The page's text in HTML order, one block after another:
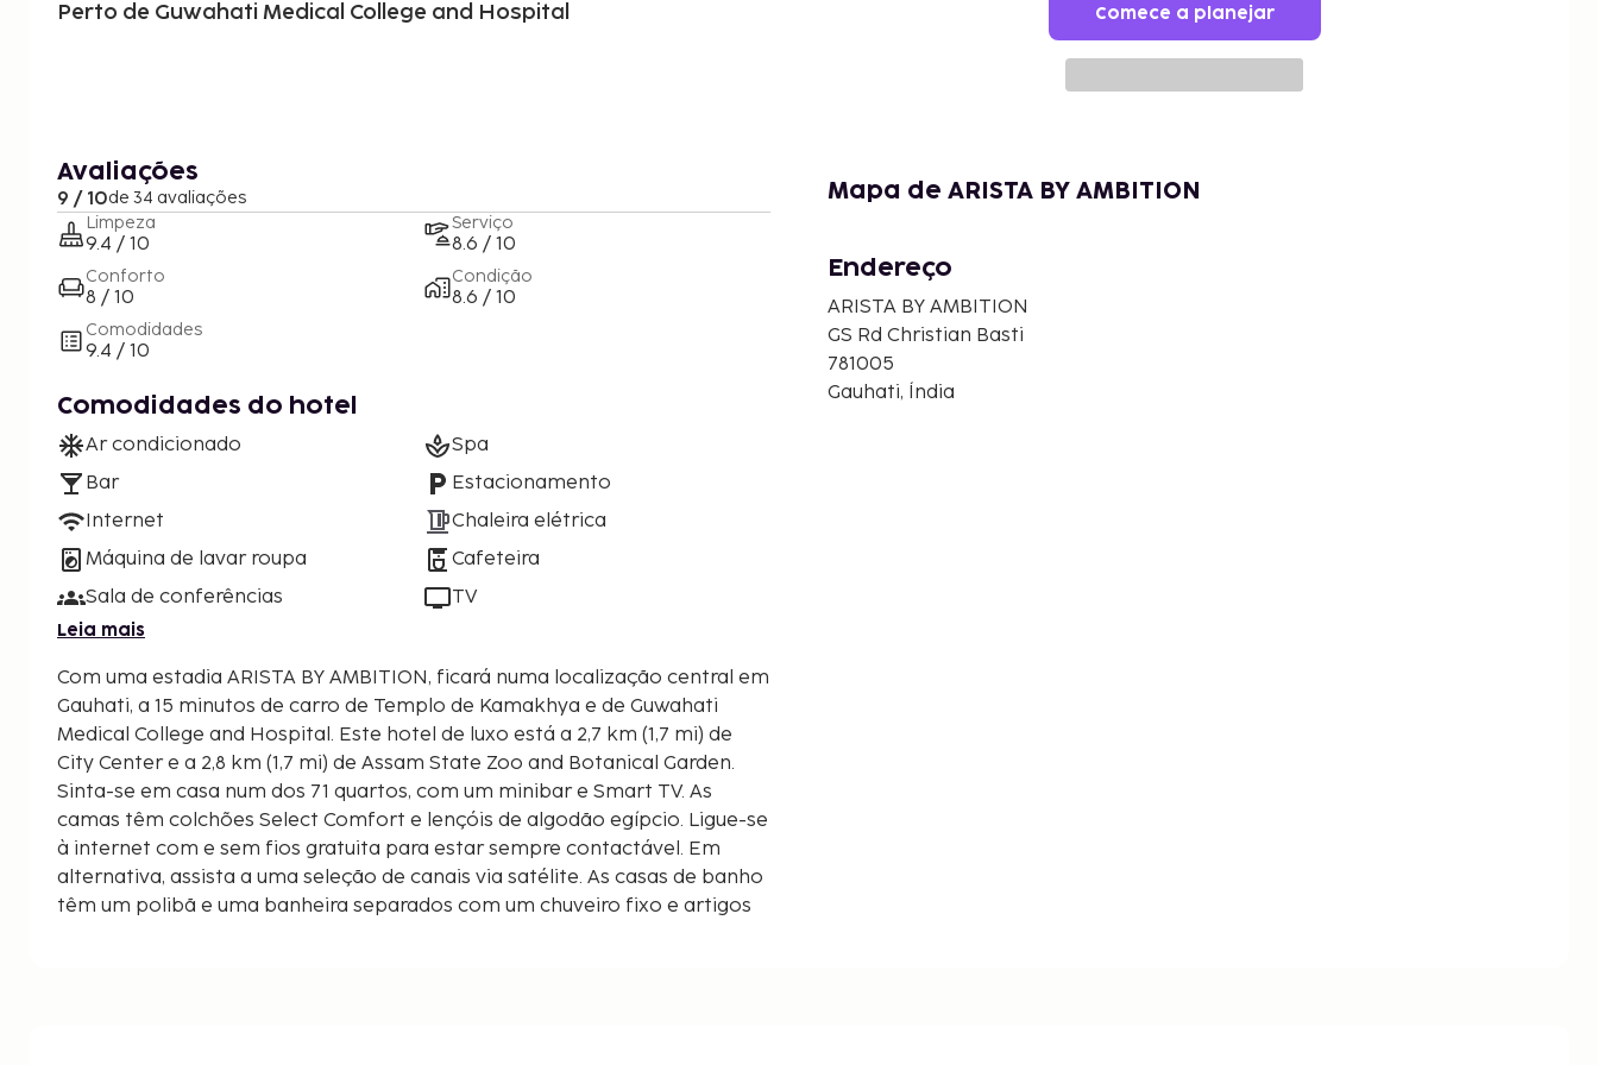
Perto de Guwahati Medical College and Hospital Comece a planejar
Avaliações
9 / 10de 34 avaliações
Limpeza
9.4 / 10
Conforto
8 / 10
Comodidades
9.4 / 10
Serviço
8.6 / 10
Condição
8.6 / 10
Comodidades do hotel
Ar condicionado
Bar
Internet
Máquina de lavar roupa
Sala de conferências
Spa
Estacionamento
Chaleira elétrica
Cafeteira
TV
Leia mais
Com uma estadia ARISTA BY AMBITION, ficará numa localização central em
Gauhati, a 15 minutos de carro de Templo de Kamakhya e de Guwahati
Medical College and Hospital. Este hotel de luxo está a 2,7 km (1,7 mi) de
City Center e a 2,8 km (1,7 mi) de Assam State Zoo and Botanical Garden.
Sinta-se em casa num dos 71 quartos, com um minibar e Smart TV. As
camas têm colchões Select Comfort e lençóis de algodão egípcio. Ligue-se
à internet com e sem fios gratuita para estar sempre contactável. Em
alternativa, assista a uma seleção de canais via satélite. As casas de banho
têm um polibã e uma banheira separados com um chuveiro fixo e artigos
Mapa de ARISTA BY AMBITION
Endereço
ARISTA BY AMBITION
GS Rd Christian Basti
781005
Gauhati, Índia